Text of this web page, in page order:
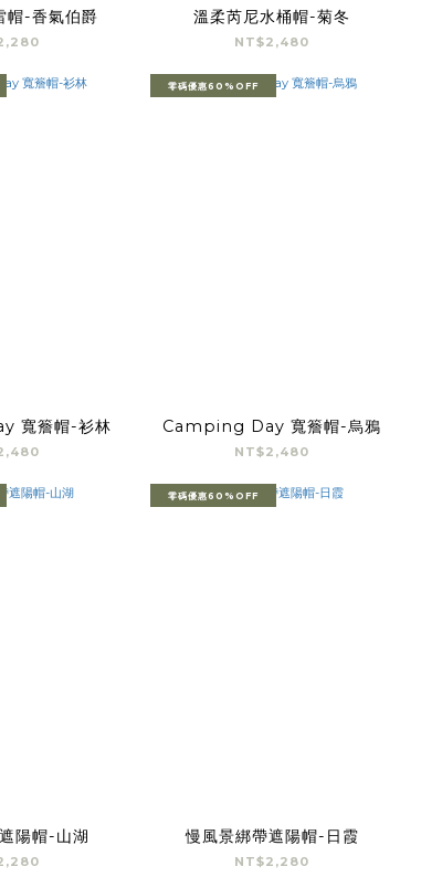
-香氣伯爵 溫柔芮尼水桶帽-菊冬
NT$2,480
寬簷帽-衫林
零碼優惠60%OFF
Camping Day 寬簷帽-烏鴉
NT$2,480
陽帽-山湖
零碼優惠60%OFF
慢風景綁帶遮陽帽-日霞
NT$2,280